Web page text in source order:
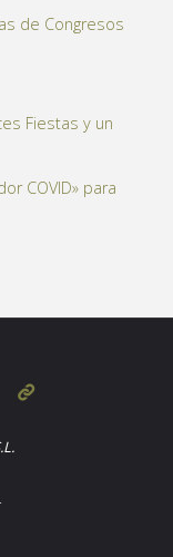
de Congresos
Fiestas y un
COVID» para